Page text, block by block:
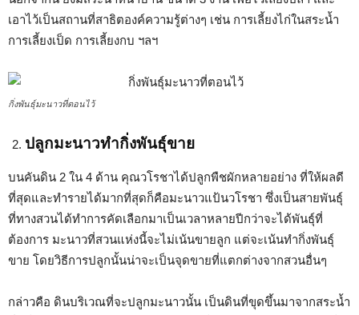
เอาไว้เป็นสถานที่สาธิตองค์ความรู้ต่างๆ เช่น การเลี้ยงไก่ในสระน้ำ
การเลี้ยงเป็ด การเลี้ยงกบ ฯลฯ
กิ่งพันธุ์มะนาวที่ตอนไว้
ปลูกมะนาวทำกิ่งพันธุ์ขาย
บนคันดิน 2 ใน 4 ด้าน คุณวโรชาได้ปลูกพืชผักหลายอย่าง ที่ให้ผลดี
ที่สุดและทำรายได้มากที่สุดก็คือมะนาวแป้นวโรชา ซึ่งเป็นสายพันธุ์
ที่ทางสวนได้ทำการคัดเลือกมาเป็นเวลาหลายปีกว่าจะได้พันธุ์ที่
ต้องการ มะนาวที่สวนแห่งนี้จะไม่เน้นขายลูก แต่จะเน้นทำกิ่งพันธุ์
ขาย โดยวิธีการปลูกนั้นน่าจะเป็นจุดขายที่แตกต่างจากสวนอื่นๆ
กล่าวคือ ดินบริเวณที่จะปลูกมะนาวนั้น เป็นดินที่ขุดขึ้นมาจากสระน้ำ